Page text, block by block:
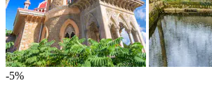
-5%